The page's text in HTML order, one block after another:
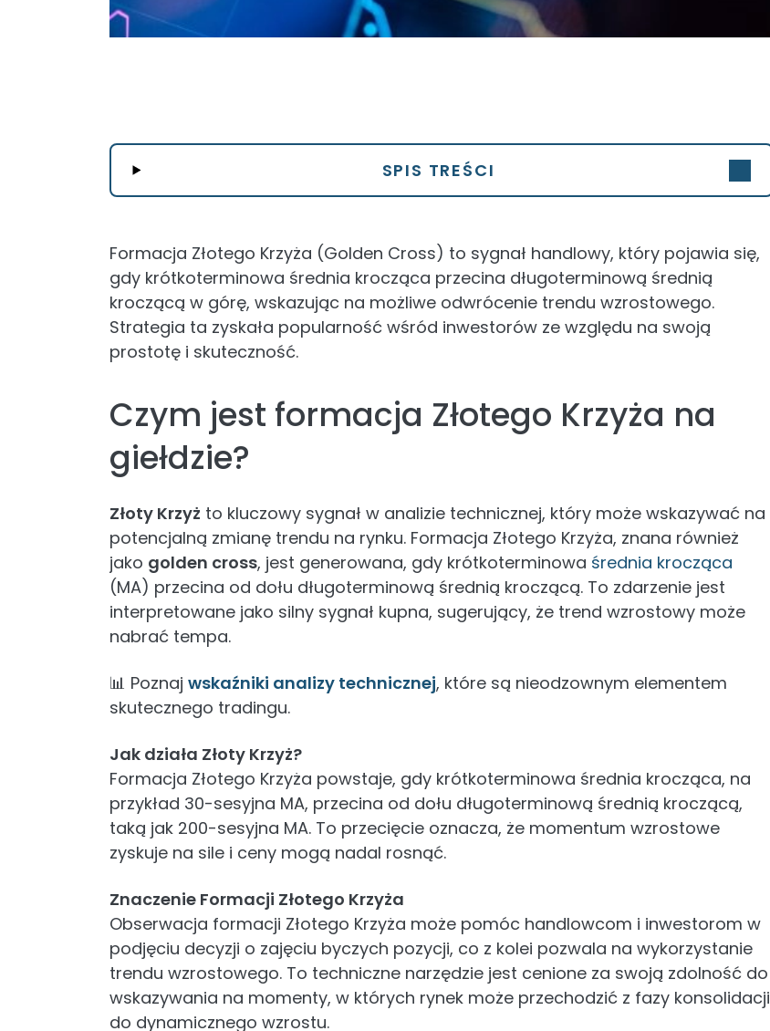
SPIS TREŚCI
Formacja Złotego Krzyża (Golden Cross) to sygnał handlowy, który pojawia się,
gdy krótkoterminowa średnia krocząca przecina długoterminową średnią
kroczącą w górę, wskazując na możliwe odwrócenie trendu wzrostowego.
Strategia ta zyskała popularność wśród inwestorów ze względu na swoją
prostotę i skuteczność.
Czym jest formacja Złotego Krzyża na
giełdzie?
Złoty Krzyż to kluczowy sygnał w analizie technicznej, który może wskazywać na
potencjalną zmianę trendu na rynku. Formacja Złotego Krzyża, znana również
jako golden cross, jest generowana, gdy krótkoterminowa średnia krocząca
(MA) przecina od dołu długoterminową średnią kroczącą. To zdarzenie jest
interpretowane jako silny sygnał kupna, sugerujący, że trend wzrostowy może
nabrać tempa.
📊 Poznaj wskaźniki analizy technicznej, które są nieodzownym elementem
skutecznego tradingu.
Jak działa Złoty Krzyż?
Formacja Złotego Krzyża powstaje, gdy krótkoterminowa średnia krocząca, na
przykład 30-sesyjna MA, przecina od dołu długoterminową średnią kroczącą,
taką jak 200-sesyjna MA. To przecięcie oznacza, że momentum wzrostowe
zyskuje na sile i ceny mogą nadal rosnąć.
Znaczenie Formacji Złotego Krzyża
Obserwacja formacji Złotego Krzyża może pomóc handlowcom i inwestorom w
podjęciu decyzji o zajęciu byczych pozycji, co z kolei pozwala na wykorzystanie
trendu wzrostowego. To techniczne narzędzie jest cenione za swoją zdolność do
wskazywania na momenty, w których rynek może przechodzić z fazy konsolidacji
do dynamicznego wzrostu.